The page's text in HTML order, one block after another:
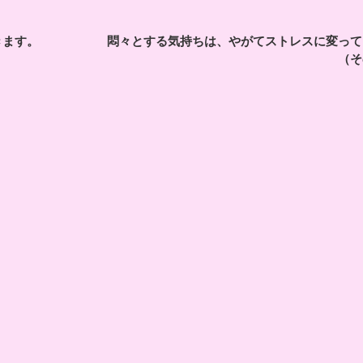
す。
悶々とする気持ちは、やがてストレスに変っ
（